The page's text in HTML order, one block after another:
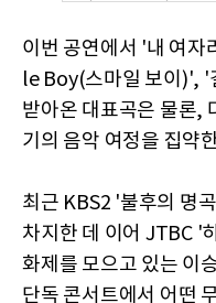
이번 공연에서 '내 여
le Boy(스마일 보이)', '
받아온 대표곡은 물론,
기의 음악 여정을 집약
최근 KBS2 '불후의 명
차지한 데 이어 JTBC '
화제를 모으고 있는 이
단독 콘서트에서 어떤